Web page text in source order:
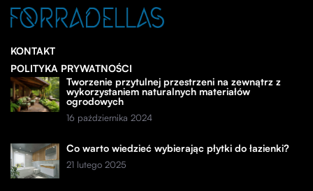
KONTAKT
POLITYKA PRYWATNOŚCI
Tworzenie przytulnej przestrzeni na zewnątrz z
wykorzystaniem naturalnych materiałów
ogrodowych
16 października 2024
Co warto wiedzieć wybierając płytki do łazienki?
21 lutego 2025